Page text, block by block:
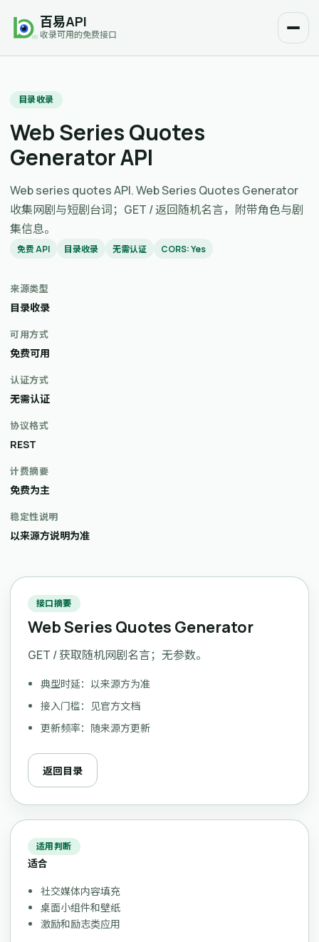
百易API
收录可用的免费接口
目录收录
Web Series Quotes
Generator API
Web series quotes API. Web Series Quotes Generator
收集网剧与短剧台词；GET / 返回随机名言，附带角色与剧
集信息。
免费 API 目录收录 无需认证 CORS: Yes
来源类型
目录收录
可用方式
免费可用
认证方式
无需认证
协议格式
REST
计费摘要
免费为主
稳定性说明
以来源方说明为准
接口摘要
Web Series Quotes Generator
GET / 获取随机网剧名言；无参数。
典型时延：以来源方为准
接入门槛：见官方文档
更新频率：随来源方更新
返回目录
适用判断
适合
社交媒体内容填充
桌面小组件和壁纸
激励和励志类应用